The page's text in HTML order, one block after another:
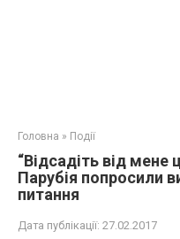
Головна » Події
“Відсадіть від
Парубія попросили
питання
Дата публікації: 27.02.2017